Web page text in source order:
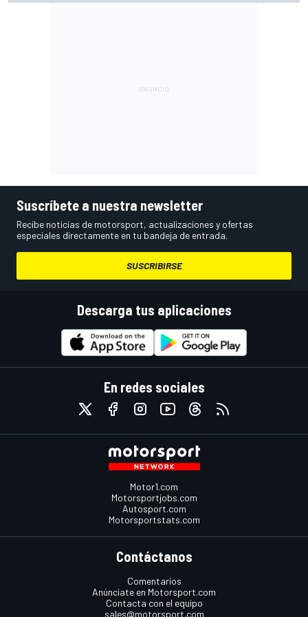
Suscríbete a nuestra newsletter
Recibe noticias de motorsport, actualizaciones y ofertas
especiales directamente en tu bandeja de entrada.
SUSCRIBIRSE
Descarga tus aplicaciones
En redes sociales
Motor1.com
Motorsportjobs.com
Autosport.com
Motorsportstats.com
Contáctanos
Comentarios
Anúnciate en Motorsport.com
Contacta con el equipo
sales@motorsport.com